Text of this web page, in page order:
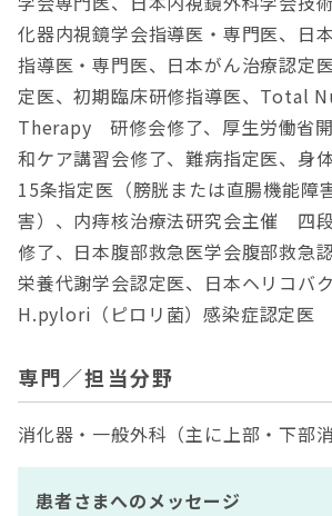
化器内視鏡学会指導医・専門医、日
指導医・専門医、日本がん治療認定
定医、初期臨床研修指導医、Total
Therapy 研修会修了、厚生労働省
和ケア講習会修了、難病指定医、身
15条指定医（膀胱または直腸機能障
害）、内痔核治療法研究会主催 四
修了、日本腹部救急医学会腹部救急
栄養代謝学会認定医、日本ヘリコバ
H.pylori（ピロリ菌）感染症認定医
専門／担当分野
消化器・一般外科（主に上部・下部消
患者さまへのメッセージ